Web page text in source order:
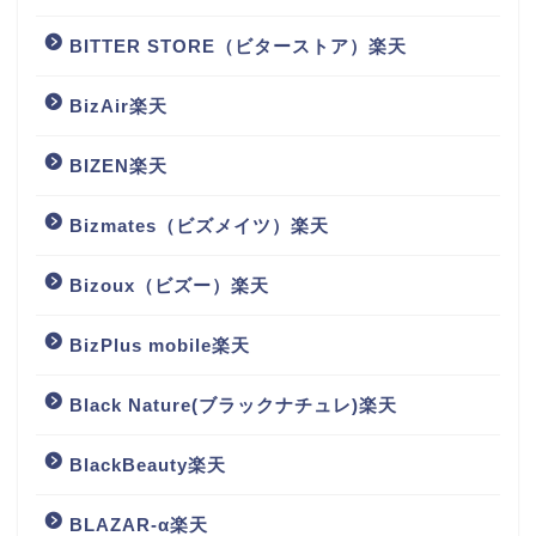
BITTER STORE（ビターストア）楽天
BizAir楽天
BIZEN楽天
Bizmates（ビズメイツ）楽天
Bizoux（ビズー）楽天
BizPlus mobile楽天
Black Nature(ブラックナチュレ)楽天
BlackBeauty楽天
BLAZAR-α楽天